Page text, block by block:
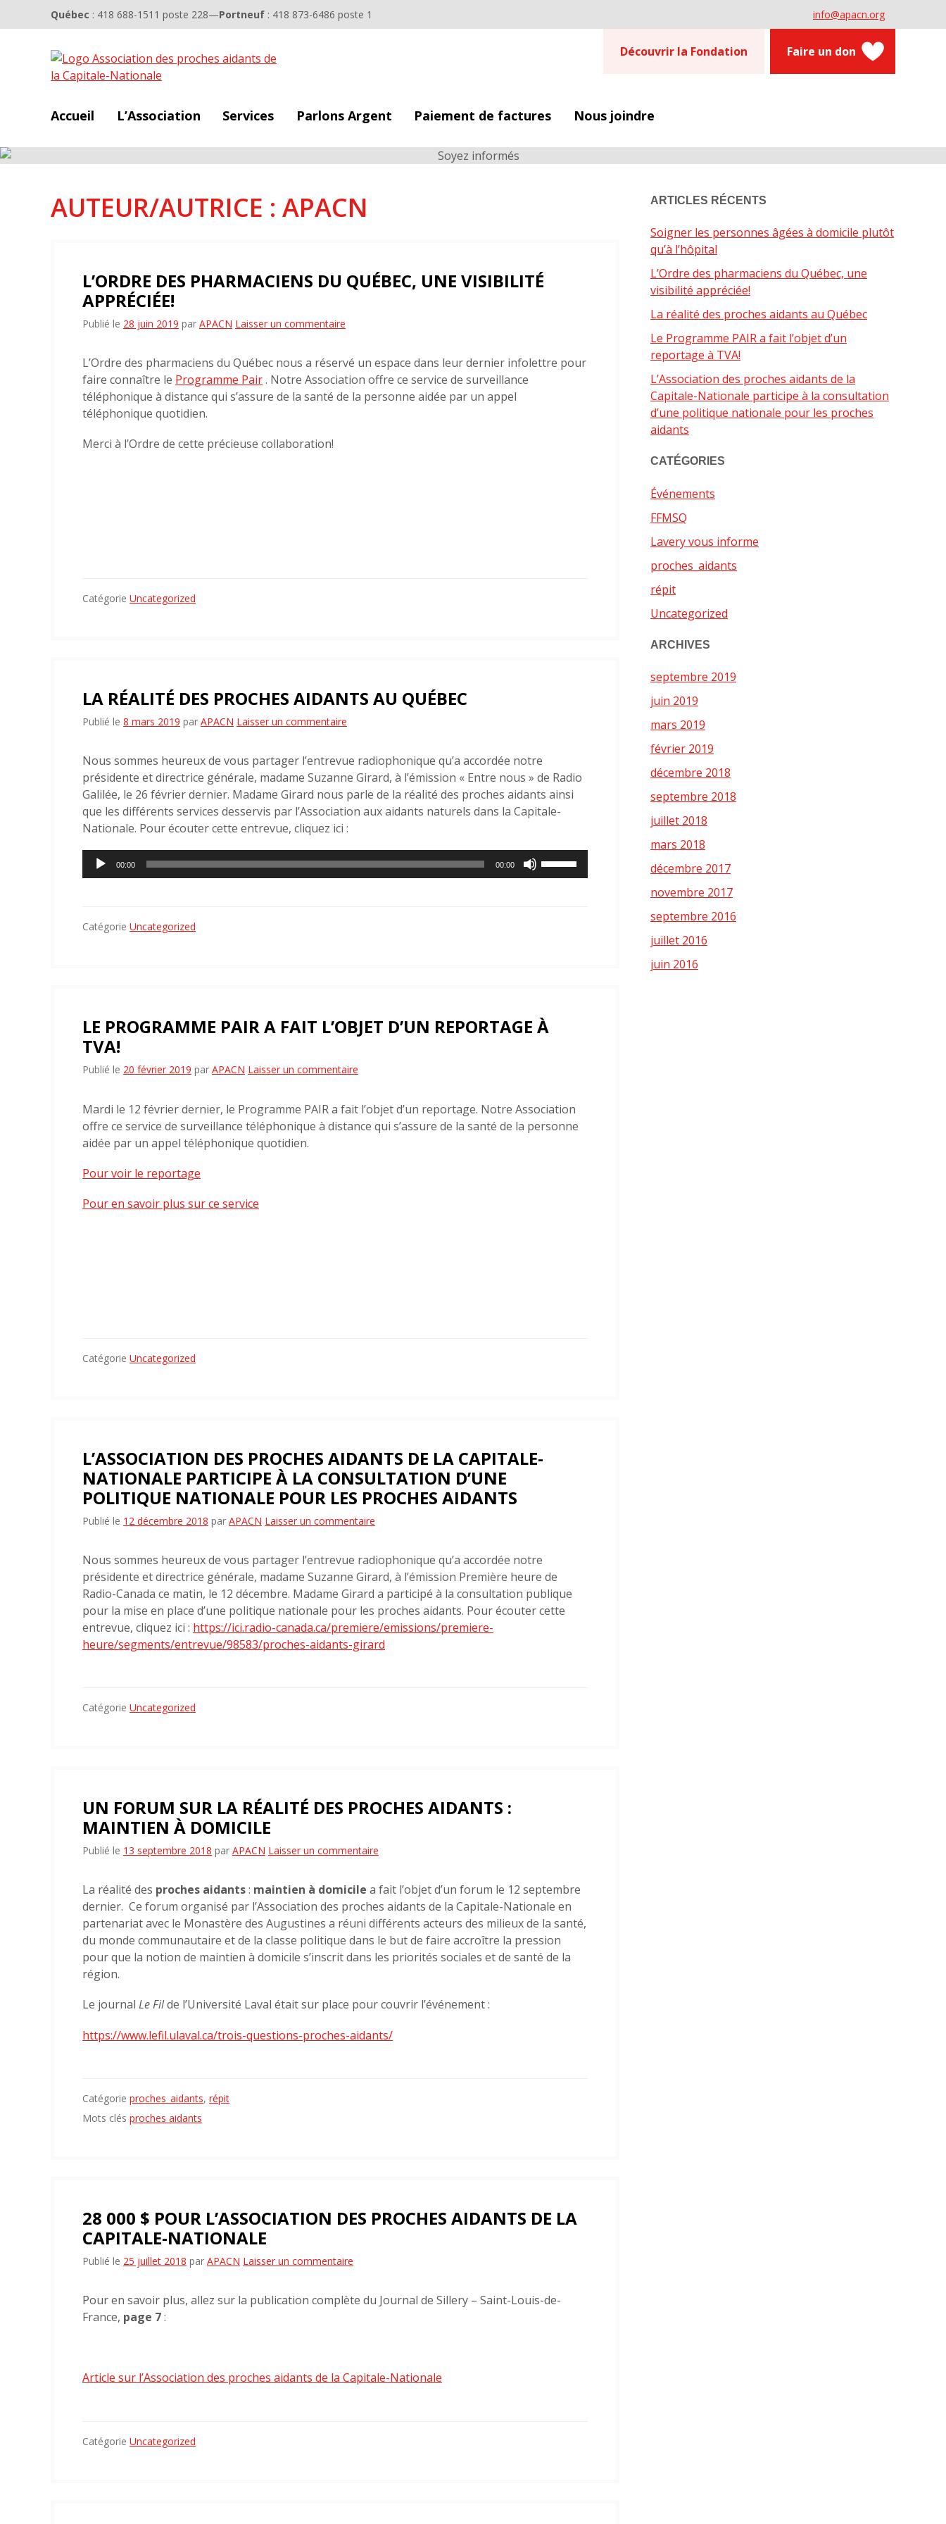
Québec : 418 688-1511 poste 228—Portneuf : 418 873-6486 poste 1 info@apacn.org
Découvrir la Fondation Faire un don
Accueil L’Association Services Parlons Argent Paiement de factures Nous joindre
AUTEUR/AUTRICE : APACN
L’ORDRE DES PHARMACIENS DU QUÉBEC, UNE VISIBILITÉ
APPRÉCIÉE!
Publié le 28 juin 2019 par APACN Laisser un commentaire
des
pharmaciens
du
L’Ordre des pharmaciens du Québec nous a réservé un espace dans leur dernier infolettre pour
faire connaître le Programme Pair. Notre Association offre ce service de surveillance
téléphonique à distance qui s’assure de la santé de la personne aidée par un appel
téléphonique quotidien.
Merci à l’Ordre de cette précieuse collaboration!
Catégorie Uncategorized
LA RÉALITÉ DES PROCHES AIDANTS AU QUÉBEC
Publié le 8 mars 2019 par APACN Laisser un commentaire
réalité
des
proches
aidants
Québec
Nous sommes heureux de vous partager l’entrevue radiophonique qu’a accordée notre
présidente et directrice générale, madame Suzanne Girard, à l’émission « Entre nous » de Radio
Galilée, le 26 février dernier. Madame Girard nous parle de la réalité des proches aidants ainsi
que les différents services desservis par l’Association aux aidants naturels dans la Capitale-
Nationale. Pour écouter cette entrevue, cliquez ici :
Lecteur
audio
00:00 00:00
Catégorie Uncategorized
LE PROGRAMME PAIR A FAIT L’OBJET D’UN REPORTAGE À
TVA!
Publié le 20 février 2019 par APACN Laisser un commentaire
Programme
PAIR
Mardi le 12 février dernier, le Programme PAIR a fait l’objet d’un reportage. Notre Association
offre ce service de surveillance téléphonique à distance qui s’assure de la santé de la personne
aidée par un appel téléphonique quotidien.
Pour voir le reportage
Pour en savoir plus sur ce service
Catégorie Uncategorized
L’ASSOCIATION DES PROCHES AIDANTS DE LA CAPITALE-
NATIONALE PARTICIPE À LA CONSULTATION D’UNE
POLITIQUE NATIONALE POUR LES PROCHES AIDANTS
Publié le 12 décembre 2018 par APACN Laisser un commentaire
des
proches
aidants
de
nationale
les
aidants
Nous sommes heureux de vous partager l’entrevue radiophonique qu’a accordée notre
présidente et directrice générale, madame Suzanne Girard, à l’émission Première heure de
Radio-Canada ce matin, le 12 décembre. Madame Girard a participé à la consultation publique
pour la mise en place d’une politique nationale pour les proches aidants. Pour écouter cette
entrevue, cliquez ici : https://ici.radio-canada.ca/premiere/emissions/premiere-
heure/segments/entrevue/98583/proches-aidants-girard
Catégorie Uncategorized
UN FORUM SUR LA RÉALITÉ DES PROCHES AIDANTS :
MAINTIEN À DOMICILE
Publié le 13 septembre 2018 par APACN Laisser un commentaire
forum
sur
la
réalité
des
aidants
La réalité des proches aidants: maintien à domicile a fait l’objet d’un forum le 12 septembre
dernier. Ce forum organisé par l’Association des proches aidants de la Capitale-Nationale en
partenariat avec le Monastère des Augustines a réuni différents acteurs des milieux de la santé,
du monde communautaire et de la classe politique dans le but de faire accroître la pression
pour que la notion de maintien à domicile s’inscrit dans les priorités sociales et de santé de la
région.
Le journal Le Filde l’Université Laval était sur place pour couvrir l’événement :
https://www.lefil.ulaval.ca/trois-questions-proches-aidants/
Catégorie proches_aidants, répit
Mots clés proches aidants
28 000 $ POUR L’ASSOCIATION DES PROCHES AIDANTS DE LA
CAPITALE-NATIONALE
Publié le 25 juillet 2018 par APACN Laisser un commentaire
000
des
Pour en savoir plus, allez sur la publication complète du Journal de Sillery – Saint-Louis-de-
France, page 7:
Article sur l’Association des proches aidants de la Capitale-Nationale
Catégorie Uncategorized
ARTICLES RÉCENTS
Soigner les personnes âgées à domicile plutôt
qu’à l’hôpital
L’Ordre des pharmaciens du Québec, une
visibilité appréciée!
La réalité des proches aidants au Québec
Le Programme PAIR a fait l’objet d’un
reportage à TVA!
L’Association des proches aidants de la
Capitale-Nationale participe à la consultation
d’une politique nationale pour les proches
aidants
CATÉGORIES
Événements
FFMSQ
Lavery vous informe
proches_aidants
répit
Uncategorized
ARCHIVES
septembre 2019
juin 2019
mars 2019
février 2019
décembre 2018
septembre 2018
juillet 2018
mars 2018
décembre 2017
novembre 2017
septembre 2016
juillet 2016
juin 2016